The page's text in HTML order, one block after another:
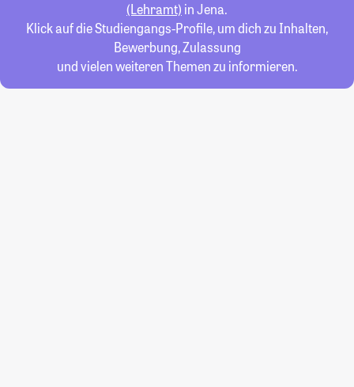
(Lehramt) in Jena.
Klick auf die Studiengangs-Profile, um dich zu Inhalten,
Bewerbung, Zulassung
und vielen weiteren Themen zu informieren.